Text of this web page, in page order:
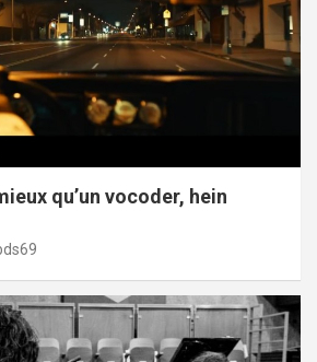
qu’un vocoder, hein